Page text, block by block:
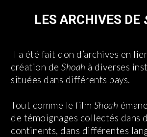
LES ARCHIVES DE
Il a été fait don d’archives en
création deShoah à diverses
situées dans différents pays.
Tout comme le film Shoah
de témoignages collectés dans
continents, dans différentes